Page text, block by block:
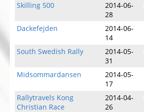
Skilling 500
2014-06-
28
Dackefejden
2014-06-
14
South Swedish Rally
2014-05-
31
Midsommardansen
2014-05-
17
Rallytravels Kong
Christian Race
2014-04-
26